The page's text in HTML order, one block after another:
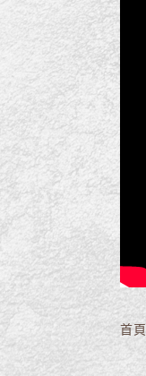
首頁